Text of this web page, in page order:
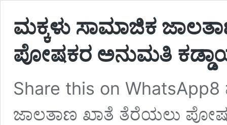
ಮಕ್ಕಳು ಸಾಮಾಜಿಕ
ಪೋಷಕರ ಅನುಮತಿ
Share this on
ಜಾಲತಾಣ ಖಾತೆ ತೆರೆಯಲು